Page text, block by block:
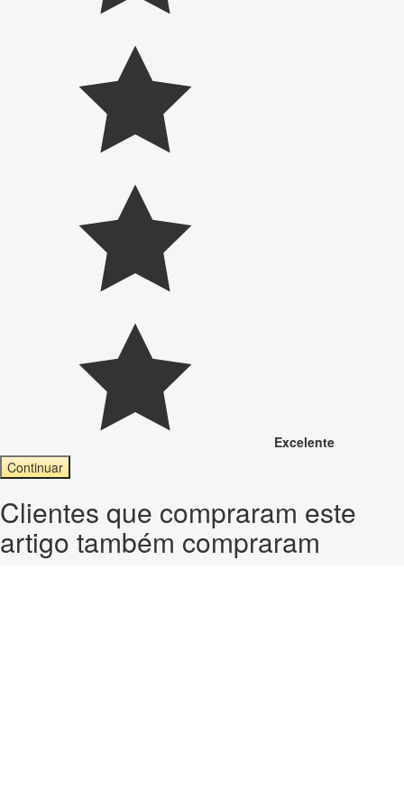
Excelente
Continuar
Clientes que compraram este
artigo também compraram